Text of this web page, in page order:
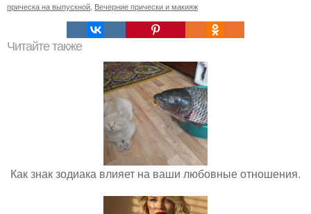
прическа на выпускной Вечерние прически и макияж
Читайте также
Как знак зодиака влияет на ваши любовные отношения.